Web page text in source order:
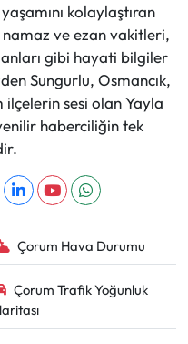
kolaylaştıran
ve ezan vakitleri,
gibi hayati bilgiler
Sungurlu, Osmancık,
sesi olan Yayla
haberciliğin tek
Çorum Hava Durumu
Çorum Trafik Yoğunluk